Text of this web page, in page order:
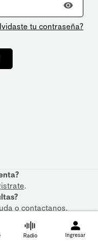
tu contraseña?
.
ocontactanos.
Radio Ingresar